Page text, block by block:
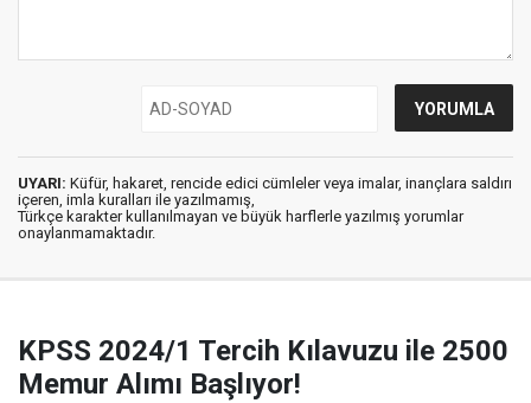
UYARI: Küfür, hakaret, rencide edici cümleler veya imalar, inançlara saldırı
içeren, imla kuralları ile yazılmamış,
Türkçe karakter kullanılmayan ve büyük harflerle yazılmış yorumlar
onaylanmamaktadır.
KPSS 2024/1 Tercih Kılavuzu ile 2500
Memur Alımı Başlıyor!